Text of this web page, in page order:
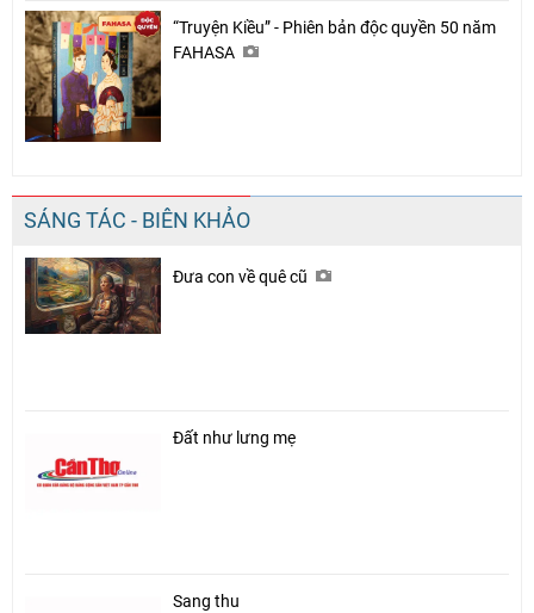
“Truyện Kiều” - Phiên bản độc quyền 50 năm
FAHASA
SÁNG TÁC - BIÊN KHẢO
Đưa con về quê cũ
Đất như lưng mẹ
Sang thu